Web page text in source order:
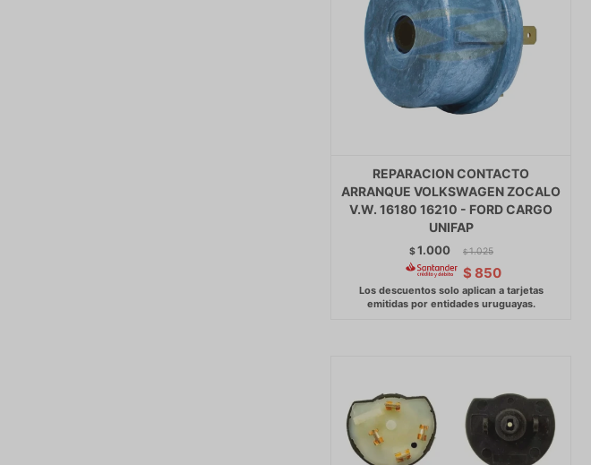
REPARACION CONTACTO
ARRANQUE VOLKSWAGEN ZOCALO
V.W. 16180 16210 - FORD CARGO
UNIFAP
$1.000 $ 1.025
$ 850